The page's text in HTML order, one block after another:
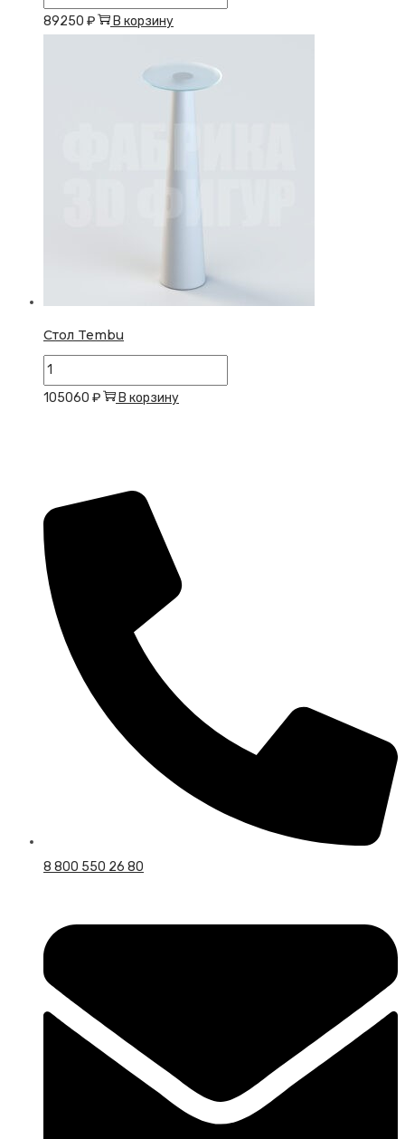
товара
89250 ₽ В корзину
Стол Tembu
Количество
товара
105060 ₽ В корзину
8 800 550 26 80